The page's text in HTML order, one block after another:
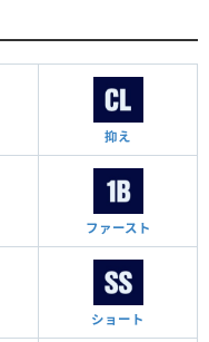
抑え
ファースト
ショート